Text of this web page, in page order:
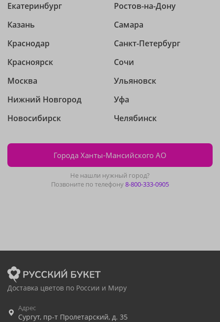
Екатеринбург
Казань
Краснодар
Красноярск
Москва
Нижний Новгород
Новосибирск
Ростов-на-Дону
Самара
Санкт-Петербург
Сочи
Ульяновск
Уфа
Челябинск
Города Ханты-Мансийского АО
Не нашли нужный город?
Позвоните по телефону8-800-333-0905
Доставка цветов по России и Миру
Адрес
Сургут, пр-т Пролетарский, д. 35